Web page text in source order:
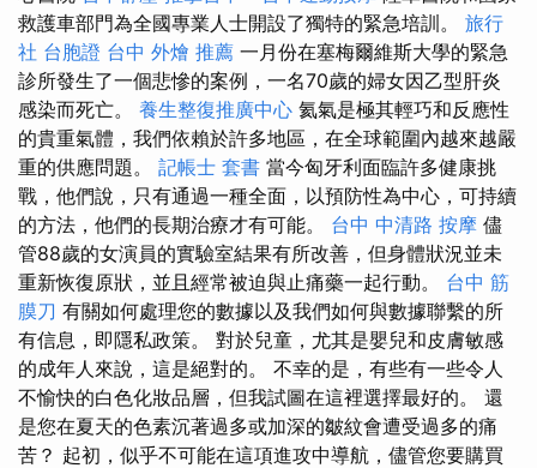
救護車部門為全國專業人士開設了獨特的緊急培訓。 旅行
社 台胞證 台中 外燴 推薦 一月份在塞梅爾維斯大學的緊急
診所發生了一個悲慘的案例，一名70歲的婦女因乙型肝炎
感染而死亡。 養生整復推廣中心 氦氣是極其輕巧和反應性
的貴重氣體，我們依賴於許多地區，在全球範圍內越來越嚴
重的供應問題。 記帳士 套書 當今匈牙利面臨許多健康挑
戰，他們說，只有通過一種全面，以預防性為中心，可持續
的方法，他們的長期治療才有可能。 台中 中清路 按摩 儘
管88歲的女演員的實驗室結果有所改善，但身體狀況並未
重新恢復原狀，並且經常被迫與止痛藥一起行動。 台中 筋
膜刀 有關如何處理您的數據以及我們如何與數據聯繫的所
有信息，即隱私政策。 對於兒童，尤其是嬰兒和皮膚敏感
的成年人來說，這是絕對的。 不幸的是，有些有一些令人
不愉快的白色化妝品層，但我試圖在這裡選擇最好的。 還
是您在夏天的色素沉著過多或加深的皺紋會遭受過多的痛
苦？ 起初，似乎不可能在這項進攻中導航，儘管您要購買